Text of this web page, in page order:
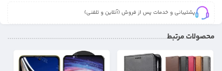
پشتیبانی و خدمات پس از فروش (آنلاین و تلفنی)
محصولات مرتبط
12%
34%